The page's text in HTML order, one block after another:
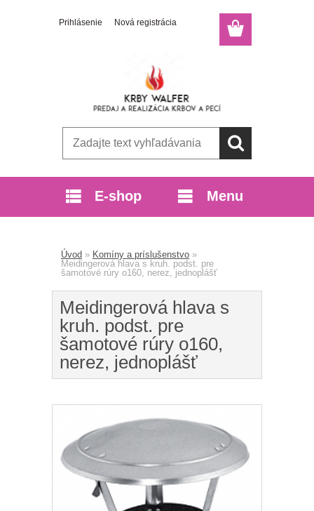
Prihlásenie Nová registrácia
E-shop Menu
Úvod » Komíny a príslušenstvo »
Meidingerová hlava s kruh. podst. pre
šamotové rúry o160, nerez, jednoplášť
Meidingerová hlava s
kruh. podst. pre
šamotové rúry o160,
nerez, jednoplášť